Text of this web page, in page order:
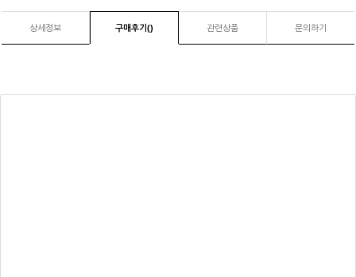
상세정보 구매후기() 관련상품 문의하기